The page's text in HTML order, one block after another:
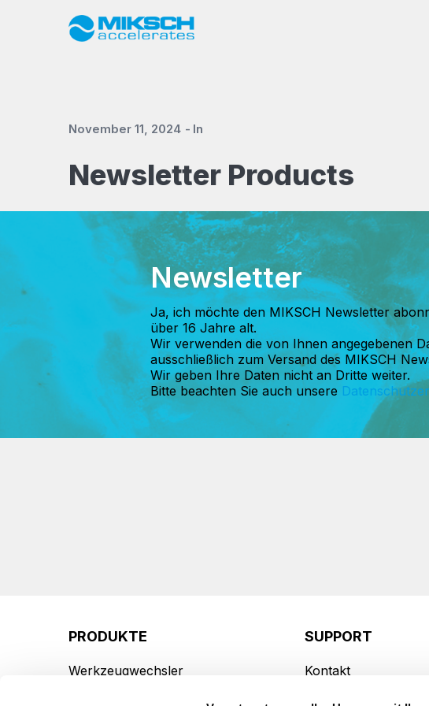
November 11, 2024 In
Newsletter Products
Newsletter
Ja, ich möchte den MIKSCH Newsletter
über 16 Jahre alt.
Wir verwenden die von Ihnen angegebenen
ausschließlich zum Versand des MIKSCH
Wir geben Ihre Daten nicht an Dritte weiter.
Bitte beachten Sie auch unsere
PRODUKTE
Werkzeugwechsler
SUPPORT
Kontakt